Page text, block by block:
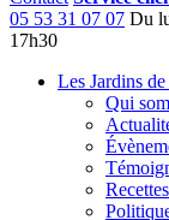
05 53 31 07 07 Du
17h30
Les Jardins
Qui
Recettes